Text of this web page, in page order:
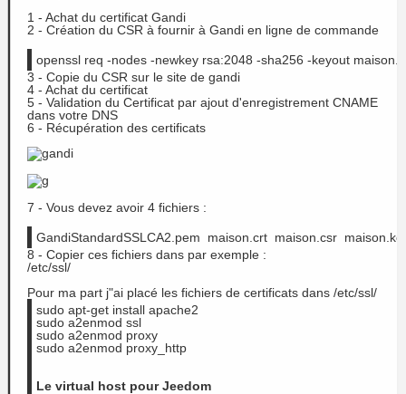
1 - Achat du certificat Gandi
2 - Création du CSR à fournir à Gandi en ligne de commande
openssl req -nodes -newkey rsa:2048 -sha256 -keyout
3 - Copie du CSR sur le site de gandi
4 - Achat du certificat
5 - Validation du Certificat par ajout d'enregistrement CNAME
dans votre DNS
6 - Récupération des certificats
7 - Vous devez avoir 4 fichiers :
GandiStandardSSLCA2.pem  maison.crt  maison.csr
8 - Copier ces fichiers dans par exemple :
/etc/ssl/
Pour ma part j"ai placé les fichiers de certificats dans /etc/ssl/
sudo apt-get install apache2
sudo a2enmod ssl
sudo a2enmod proxy
sudo a2enmod proxy_http
Le virtual host pour Jeedom